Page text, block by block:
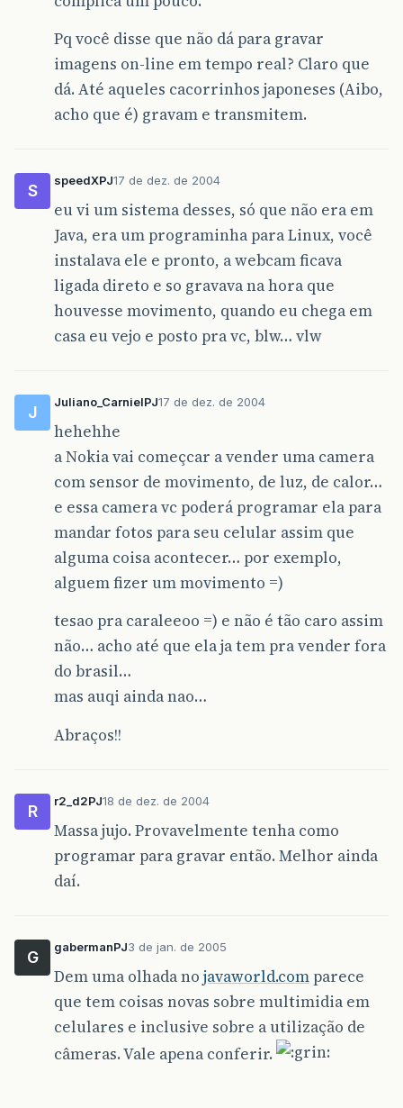
Pq você disse que não dá para gravar
imagens on-line em tempo real? Claro que
dá. Até aqueles cacorrinhos japoneses (Aibo,
acho que é) gravam e transmitem.
S
speedXPJ17 de dez. de 2004
eu vi um sistema desses, só que não era em
Java, era um programinha para Linux, você
instalava ele e pronto, a webcam ficava
ligada direto e so gravava na hora que
houvesse movimento, quando eu chega em
casa eu vejo e posto pra vc, blw… vlw
J
Juliano_CarnielPJ17 de dez. de 2004
hehehhe
a Nokia vai começcar a vender uma camera
com sensor de movimento, de luz, de calor…
e essa camera vc poderá programar ela para
mandar fotos para seu celular assim que
alguma coisa acontecer… por exemplo,
alguem fizer um movimento =)
tesao pra caraleeoo =) e não é tão caro assim
não… acho até que ela ja tem pra vender fora
do brasil…
mas auqi ainda nao…
Abraços!!
R
r2_d2PJ18 de dez. de 2004
Massa jujo. Provavelmente tenha como
programar para gravar então. Melhor ainda
daí.
G
gabermanPJ3 de jan. de 2005
Dem uma olhada no javaworld.com parece
que tem coisas novas sobre multimidia em
celulares e inclusive sobre a utilização de
câmeras. Vale apena conferir.